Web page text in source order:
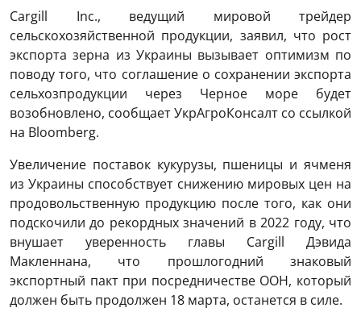
Cargill Inc., ведущий мировой трейдер
сельскохозяйственной продукции, заявил, что рост
экспорта зерна из Украины вызывает оптимизм по
поводу того, что соглашение о сохранении экспорта
сельхозпродукции через Черное море будет
возобновлено, сообщает УкрАгроКонсалт со ссылкой
на Bloomberg.
Увеличение поставок кукурузы, пшеницы и ячменя
из Украины способствует снижению мировых цен на
продовольственную продукцию после того, как они
подскочили до рекордных значений в 2022 году, что
внушает уверенность главы Cargill Дэвида
Макленнана, что прошлогодний знаковый
экспортный пакт при посредничестве ООН, который
должен быть продолжен 18 марта, останется в силе.